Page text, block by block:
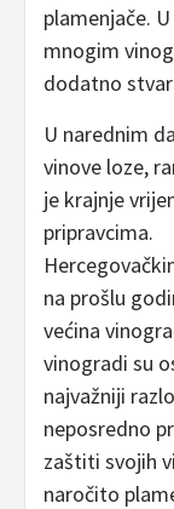
plamenjače.
mnogim
dodatno
U narednim
vinove loze,
je krajnje
pripravcima.
na prošlu
većina
vinogradi su
najvažniji
neposredno
zaštiti svojih
naročito